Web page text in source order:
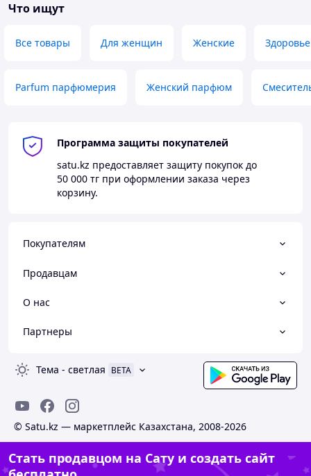
Что ищут
Все товары Для женщин Женские Здоровье
Parfum парфюмерия Женский парфюм
Программа защиты покупателей
satu.kz предоставляет защиту покупок до
50 000 тг при оформлении заказа через
корзину.
Покупателям
Продавцам
О нас
Партнеры
Тема - светлая BETA
© Satu.kz — маркетплейс Казахстана, 2008-2026
Стать продавцом на Сату и создать сайт